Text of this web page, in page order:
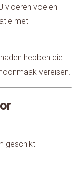
vloeren voelen
met
hebben die
vereisen.
geschikt